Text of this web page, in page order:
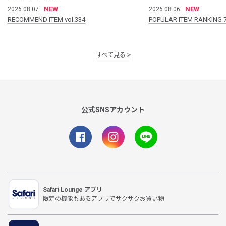
2026.08.07
NEW
RECOMMEND ITEM vol.334
2026.08.06
NEW
POPULAR ITEM
すべて見る
公式SNSアカウント
Safari Lounge アプリ
限定の機能もあるアプリでサクサクお買い物